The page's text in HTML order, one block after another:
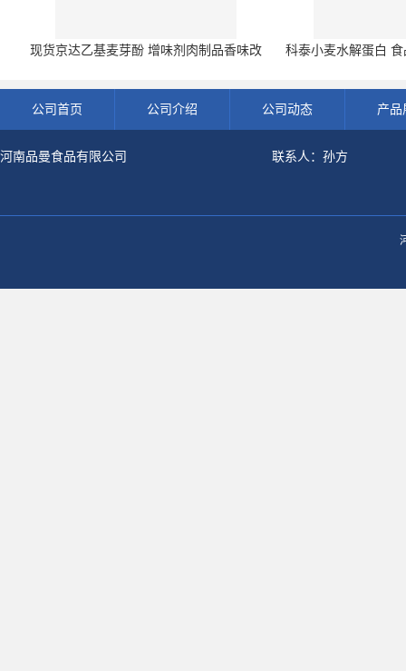
现货京达乙基麦芽酚 增味剂肉制品香味改
科泰小麦水解蛋白
公司首页 公司介绍 公司动态 产品
河南品曼食品有限公司 联系人：孙方